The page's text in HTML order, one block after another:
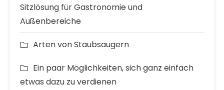
Sitzlösung für Gastronomie und
Außenbereiche
Arten von Staubsaugern
Ein paar Möglichkeiten, sich ganz einfach
etwas dazu zu verdienen